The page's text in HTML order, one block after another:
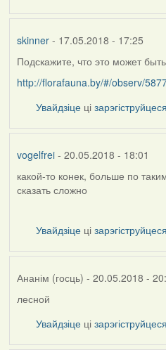
by
Erdmann
skinner- 17.05.2018 - 17:25
Подскажите, что это может
http://florafauna.by/#/observ/
Увайдзіце цізарэгіструйцеся
vogelfrei- 20.05.2018 - 18:01
In
reply
skinner
какой-то конек, больше по
сказать сложно
Увайдзіце цізарэгіструйцеся
Ананім (госць) - 20.05.2018 -
In
reply
лесной
Увайдзіце цізарэгіструйцеся